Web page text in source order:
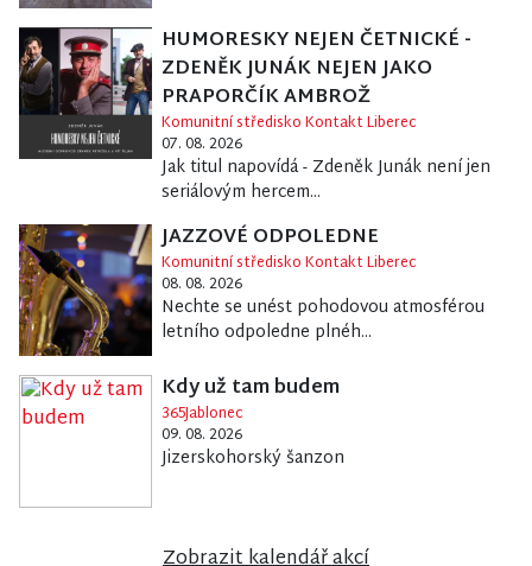
HUMORESKY NEJEN ČETNICKÉ -
ZDENĚK JUNÁK NEJEN JAKO
PRAPORČÍK AMBROŽ
Komunitní středisko Kontakt Liberec
07. 08. 2026
Jak titul napovídá - Zdeněk Junák není jen
seriálovým hercem...
JAZZOVÉ ODPOLEDNE
Komunitní středisko Kontakt Liberec
08. 08. 2026
Nechte se unést pohodovou atmosférou
letního odpoledne plnéh...
Kdy už tam budem
365Jablonec
09. 08. 2026
Jizerskohorský šanzon